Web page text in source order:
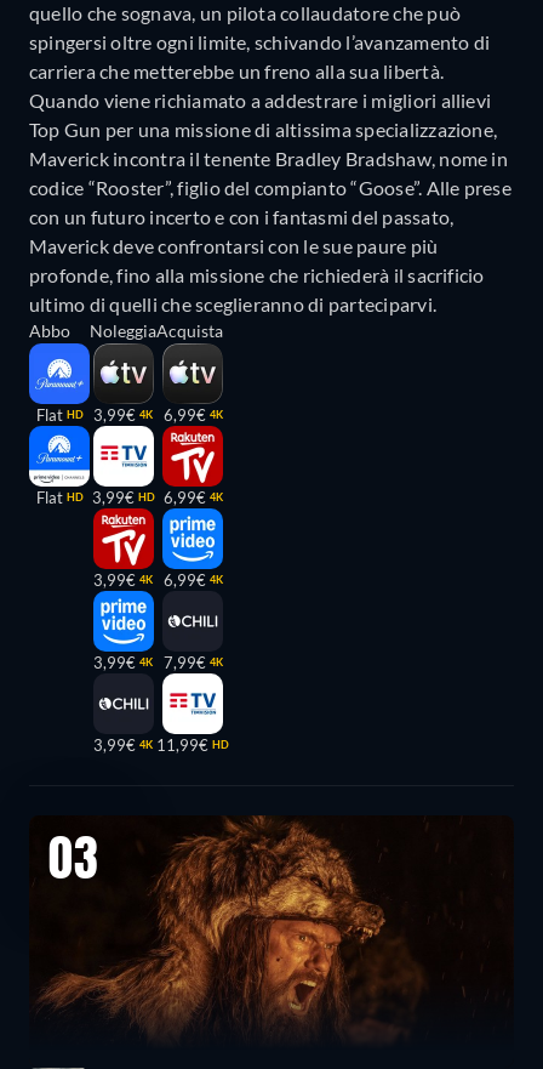
quello che sognava, un pilota collaudatore che può
spingersi oltre ogni limite, schivando l’avanzamento di
carriera che metterebbe un freno alla sua libertà.
Quando viene richiamato a addestrare i migliori allievi
Top Gun per una missione di altissima specializzazione,
Maverick incontra il tenente Bradley Bradshaw, nome in
codice “Rooster”, figlio del compianto “Goose”. Alle prese
con un futuro incerto e con i fantasmi del passato,
Maverick deve confrontarsi con le sue paure più
profonde, fino alla missione che richiederà il sacrificio
ultimo di quelli che sceglieranno di parteciparvi.
Abbo
Flat HD
Flat HD
Noleggia
3,99€ 4K
3,99€ HD
3,99€ 4K
3,99€ 4K
3,99€ 4K
Acquista
6,99€ 4K
6,99€ 4K
6,99€ 4K
7,99€ 4K
11,99€ HD
03